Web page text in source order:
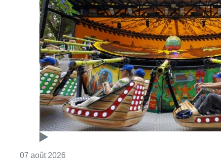
07 août 2026